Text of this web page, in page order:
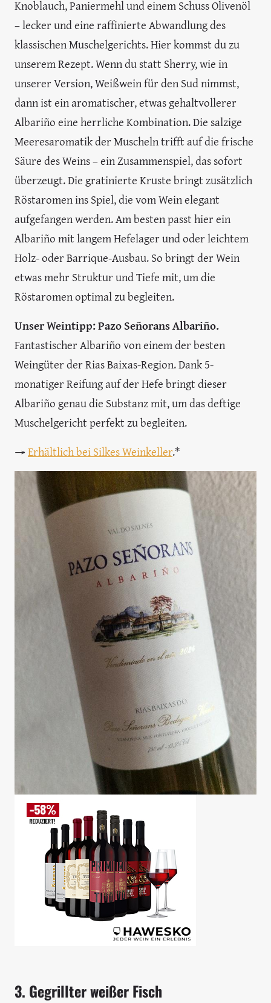
Knoblauch, Paniermehl und einem Schuss Olivenöl
– lecker und eine raffinierte Abwandlung des
klassischen Muschelgerichts. Hier kommst du zu
unserem Rezept. Wenn du statt Sherry, wie in
unserer Version, Weißwein für den Sud nimmst,
dann ist ein aromatischer, etwas gehaltvollerer
Albariño eine herrliche Kombination. Die salzige
Meeresaromatik der Muscheln trifft auf die frische
Säure des Weins – ein Zusammenspiel, das sofort
überzeugt. Die gratinierte Kruste bringt zusätzlich
Röstaromen ins Spiel, die vom Wein elegant
aufgefangen werden. Am besten passt hier ein
Albariño mit langem Hefelager und oder leichtem
Holz- oder Barrique-Ausbau. So bringt der Wein
etwas mehr Struktur und Tiefe mit, um die
Röstaromen optimal zu begleiten.
Unser Weintipp: Pazo Señorans Albariño.
Fantastischer Albariño von einem der besten
Weingüter der Rias Baixas-Region. Dank 5-
monatiger Reifung auf der Hefe bringt dieser
Albariño genau die Substanz mit, um das deftige
Muschelgericht perfekt zu begleiten.
→Erhältlich bei Silkes Weinkeller.*
3. Gegrillter weißer Fisch